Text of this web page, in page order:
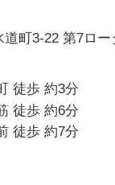
町3-22 第7ロー
徒歩 約3分
徒歩 約6分
徒歩 約7分